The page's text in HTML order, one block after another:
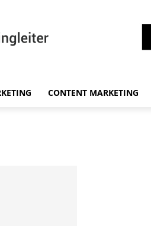
CONTENT MARKETING